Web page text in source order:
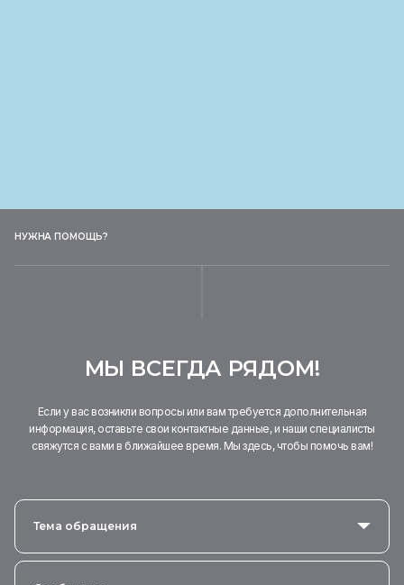
НУЖНА ПОМОЩЬ?
МЫ ВСЕГДА РЯДОМ!
Если у вас возникли вопросы или вам требуется дополнительная
информация, оставьте свои контактные данные, и наши специалисты
свяжутся с вами в ближайшее время. Мы здесь, чтобы помочь вам!
Тема обращения